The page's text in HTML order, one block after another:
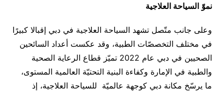
نموّ السياحة العلاجية
وعلى جانب متّصل تشهد السياحة العلاجية في دبي إقبالا كبيرًا
في مختلف التخصصّات الطبية، وقد عكست أعداد السائحين
الصحيين في دبي عام 2022 تميّز قطاع الرعاية الصحية
والطبية في الإمارة وكفاءة البنية التحتيّة العالمية المستوى،
ما يرسّخ مكانة دبي كوجهة عالميّة للسياحة العلاجية، إذ